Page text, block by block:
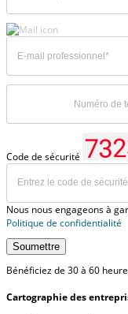
Code de sécurité
Nous nous engageons à
Politique de confidentialité
Soumettre
Bénéficiez de 30 à 60
Cartographie des